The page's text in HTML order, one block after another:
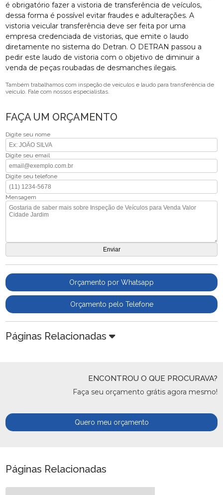
é obrigatório fazer a vistoria de transferência de veículos,
dessa forma é possível evitar fraudes e adulterações. A
vistoria veicular transferência deve ser feita por uma
empresa credenciada de vistorias, que emite o laudo
diretamente no sistema do Detran. O DETRAN passou a
pedir este laudo de vistoria com o objetivo de diminuir a
venda de peças roubadas de desmanches ilegais.
Também trabalhamos com inspeção de veículos e laudo para transferência de
veiculo. Fale com nossos especialistas.
FAÇA UM ORÇAMENTO
Digite seu nome
Digite seu email
Digite seu telefone
Mensagem
Orçamento por Whatsapp
Orçamento pelo Telefone
Páginas Relacionadas
ENCONTROU O QUE PROCURAVA?
Faça seu orçamento grátis agora mesmo!
Quero meu orçamento
Páginas Relacionadas